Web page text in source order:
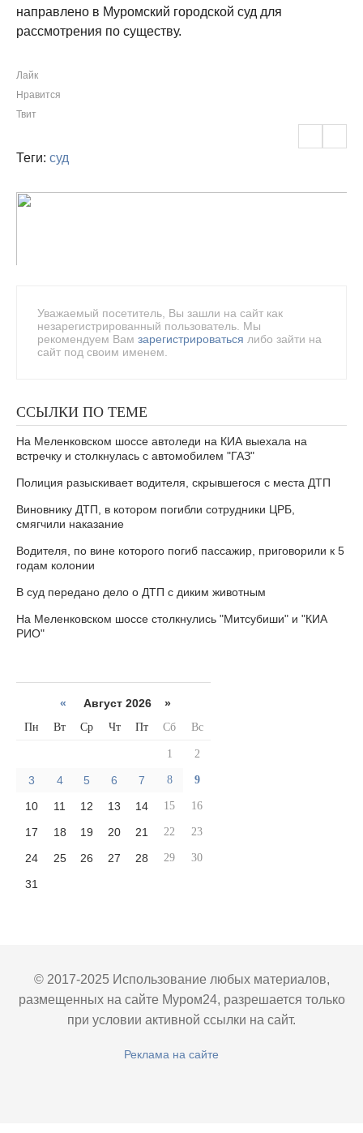
направлено в Муромский городской суд для
рассмотрения по существу.
Лайк
Нравится
Твит
Теги: суд
Уважаемый посетитель, Вы зашли на сайт как
незарегистрированный пользователь. Мы
рекомендуем Вам зарегистрироваться либо зайти на
сайт под своим именем.
ССЫЛКИ ПО ТЕМЕ
На Меленковском шоссе автоледи на КИА выехала на
встречку и столкнулась с автомобилем "ГАЗ"
Полиция разыскивает водителя, скрывшегося с места ДТП
Виновнику ДТП, в котором погибли сотрудники ЦРБ,
смягчили наказание
Водителя, по вине которого погиб пассажир, приговорили к 5
годам колонии
В суд передано дело о ДТП с диким животным
На Меленковском шоссе столкнулись "Митсубиши" и "КИА
РИО"
« Август 2026 »
Пн Вт Ср Чт Пт Сб Вс
1 2
3 4 5 6 7 8 9
10 11 12 13 14 15 16
17 18 19 20 21 22 23
24 25 26 27 28 29 30
31
© 2017-2025 Использование любых материалов,
размещенных на сайте Муром24, разрешается только
при условии активной ссылки на сайт.
Реклама на сайте